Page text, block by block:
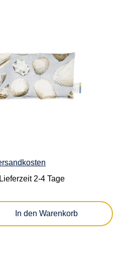
2-4 Tage
den gewünschten
In den Warenkorb